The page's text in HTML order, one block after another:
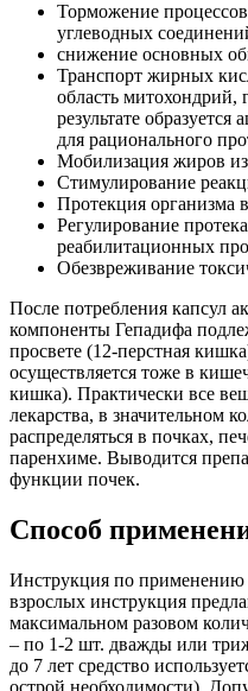
Торможение
углеводных
снижение основных
Транспорт жирных
область митохондрий,
результате
для рационального
Мобилизация жиров
Стимулирование
Протекция организма
Регулирование
реабилитационных
Обезвреживание
После потребления капсул
компоненты Гепадифа
просвете (12-перстная
осуществляется тоже в
кишка). Практически все
лекарства, в значительном
распределяться в почках,
паренхиме. Выводится
функции почек.
Способ
Инструкция по применению
взрослых инструкция
максимальном разовом
– по 1-2 шт. дважды или
до 7 лет средство
острой необходимости).